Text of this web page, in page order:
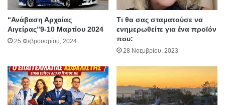
“Ανάβαση Αρχαίας
Αιγείρας”9-10 Μαρτίου 2024
25 Φεβρουαρίου, 2024
Τι θα σας σταματούσε να
ενημερωθείτε για ένα προϊόν
που:
28 Νοεμβρίου, 2023